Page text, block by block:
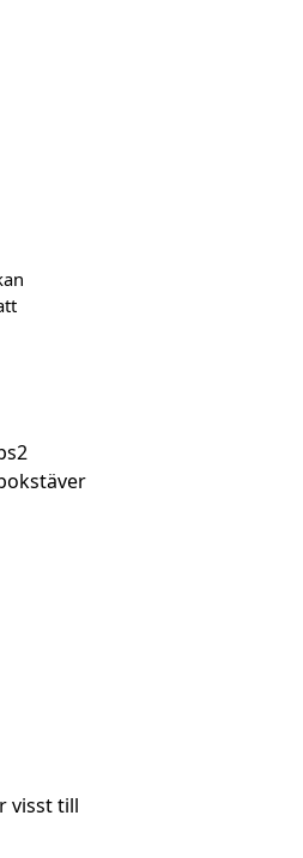
visst till